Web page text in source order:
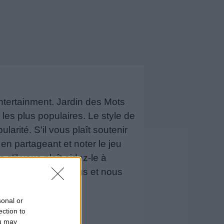
or
to
may
Jardin des Mots
plus populaires. Le style de
S'il vous plaît soutenir
partageant et noter le jeu
s'il vous plaît aidez-le à
ci-dessous et nous